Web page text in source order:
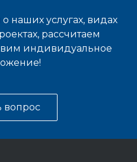
наших услугах, видах
рассчитаем
индивидуальное
вопрос